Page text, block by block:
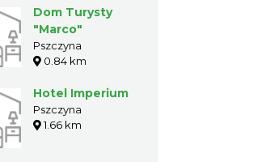
Dom Turysty
"Marco"
Pszczyna
0.84 km
Hotel Imperium
Pszczyna
1.66 km